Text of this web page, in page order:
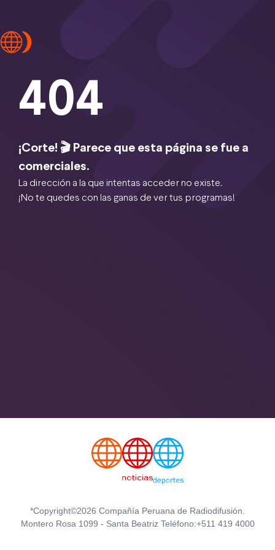
404
¡Corte! 🎬 Parece que esta página se fue a
comerciales.
La dirección a la que intentas acceder no existe.
¡No te quedes con las ganas de ver tus programas!
*Copyright©2026 Compañía Peruana de Radiodifusión.
Montero Rosa 1099 - Santa Beatriz Teléfono:+511 419 4000